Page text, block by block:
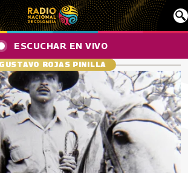
ESCUCHAR EN VIVO
GUSTAVO ROJAS PINILLA